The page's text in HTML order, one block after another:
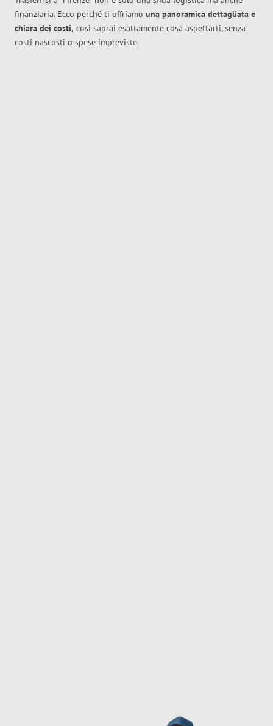
finanziaria. Ecco perché ti offriamo una panoramica dettagliata e
chiara dei costi, così saprai esattamente cosa aspettarti, senza
costi nascosti o spese impreviste.